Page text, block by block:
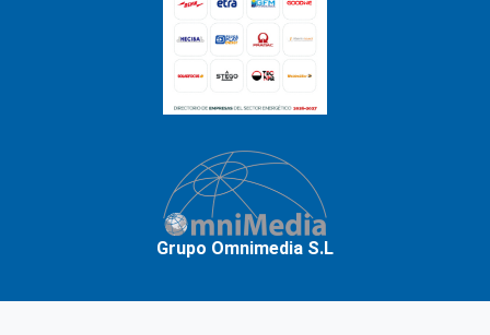
Grupo Omnimedia S.L